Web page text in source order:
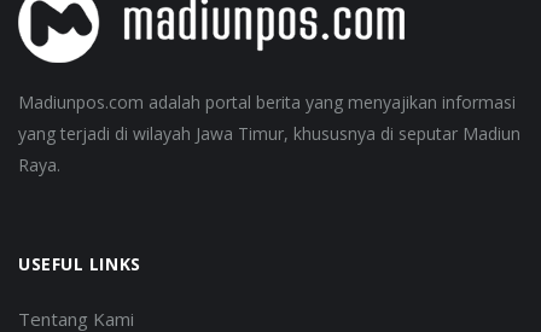
Madiunpos.com adalah portal berita yang menyajikan informasi
yang terjadi di wilayah Jawa Timur, khususnya di seputar Madiun
Raya.
USEFUL LINKS
Tentang Kami